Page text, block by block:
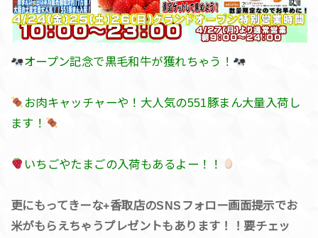
オープン記念で黒毛和牛が獲れちゃう！
お肉キャッチャーや！大人気の551豚まん大量入荷し
ます！
いちごやたまごの入荷もあるよー！！
更にもってきーな+香取店のSNSフォロー画面提示でお
米がもらえちゃうプレゼントもあります！！要チェッ